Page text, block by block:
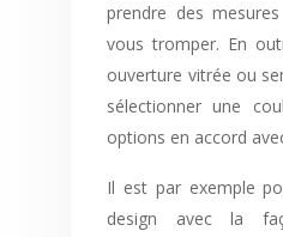
prendre des
vous tromper. En
ouverture vitrée ou
sélectionner une
options en accord
Il est par exemple
design avec la